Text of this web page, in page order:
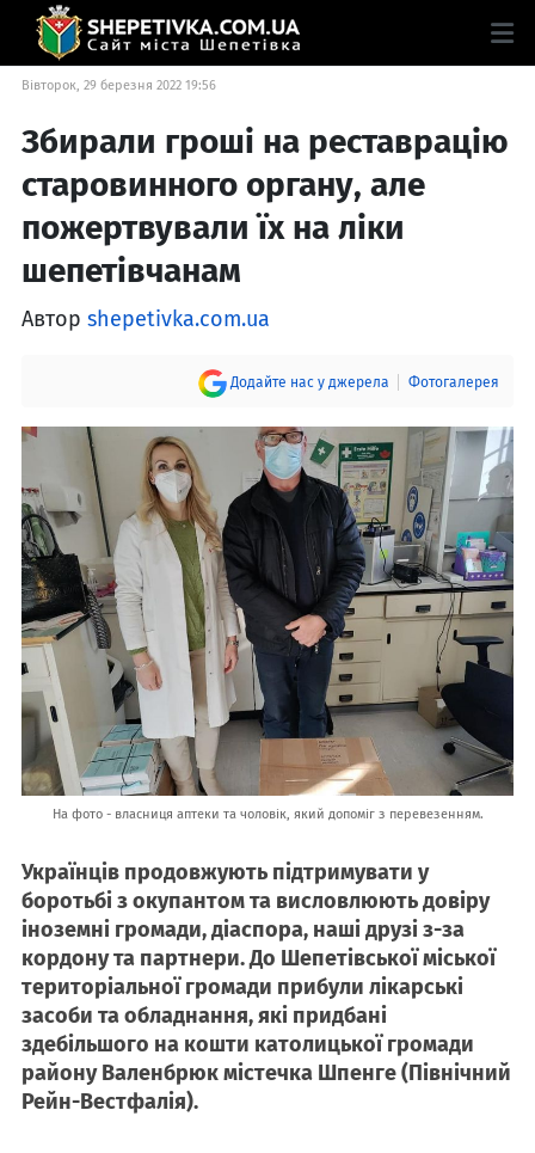
Вівторок, 29 березня 2022 19:56
Збирали гроші на реставрацію
старовинного органу, але
пожертвували їх на ліки
шепетівчанам
Автор shepetivka.com.ua
Додайте нас у джерела Фотогалерея
На фото - власниця аптеки та чоловік, який допоміг з перевезенням.
Українців продовжують підтримувати у
боротьбі з окупантом та висловлюють довіру
іноземні громади, діаспора, наші друзі з-за
кордону та партнери. До Шепетівської міської
територіальної громади прибули лікарські
засоби та обладнання, які придбані
здебільшого на кошти католицької громади
району Валенбрюк містечка Шпенге (Північний
Рейн-Вестфалія).